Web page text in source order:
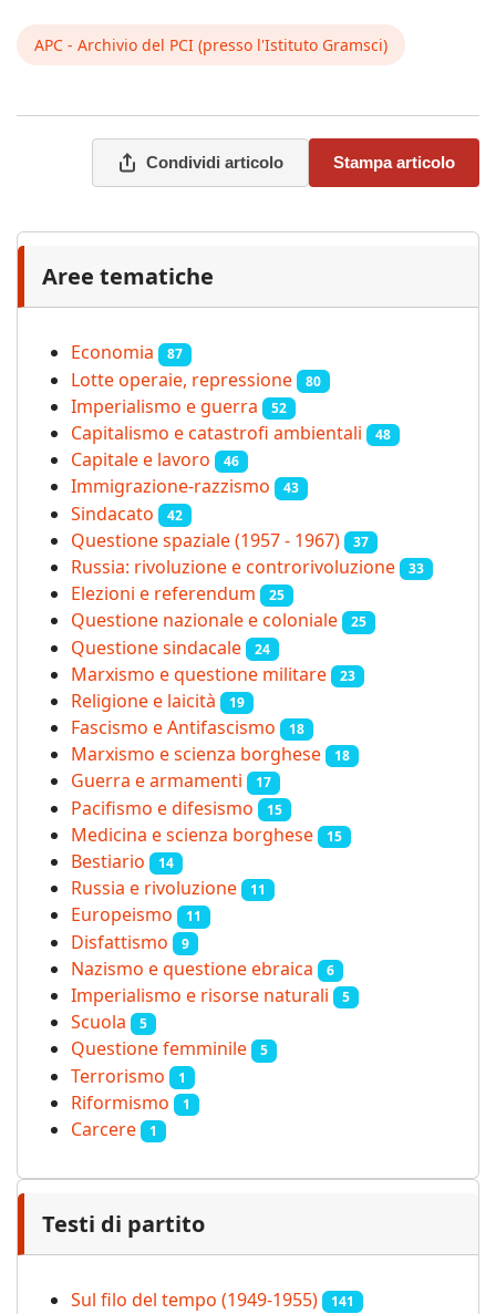
APC - Archivio del PCI (presso l'Istituto Gramsci)
Condividi articolo Stampa articolo
Aree tematiche
Economia 87
Lotte operaie, repressione 80
Imperialismo e guerra 52
Capitalismo e catastrofi ambientali 48
Capitale e lavoro 46
Immigrazione-razzismo 43
Sindacato 42
Questione spaziale (1957 - 1967) 37
Russia: rivoluzione e controrivoluzione 33
Elezioni e referendum 25
Questione nazionale e coloniale 25
Questione sindacale 24
Marxismo e questione militare 23
Religione e laicità 19
Fascismo e Antifascismo 18
Marxismo e scienza borghese 18
Guerra e armamenti 17
Pacifismo e difesismo 15
Medicina e scienza borghese 15
Bestiario 14
Russia e rivoluzione 11
Europeismo 11
Disfattismo 9
Nazismo e questione ebraica 6
Imperialismo e risorse naturali 5
Scuola 5
Questione femminile 5
Terrorismo 1
Riformismo 1
Carcere 1
Testi di partito
Sul filo del tempo (1949-1955) 141